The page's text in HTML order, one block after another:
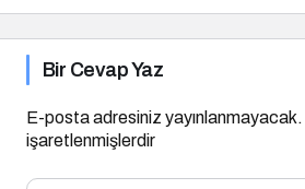
Bir Cevap Yaz
E-posta adresiniz yayınlanmayacak.
işaretlenmişlerdir